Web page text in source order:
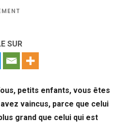
SUR
petits enfants, vous êtes
vaincus, parce que celui
grand que celui qui est